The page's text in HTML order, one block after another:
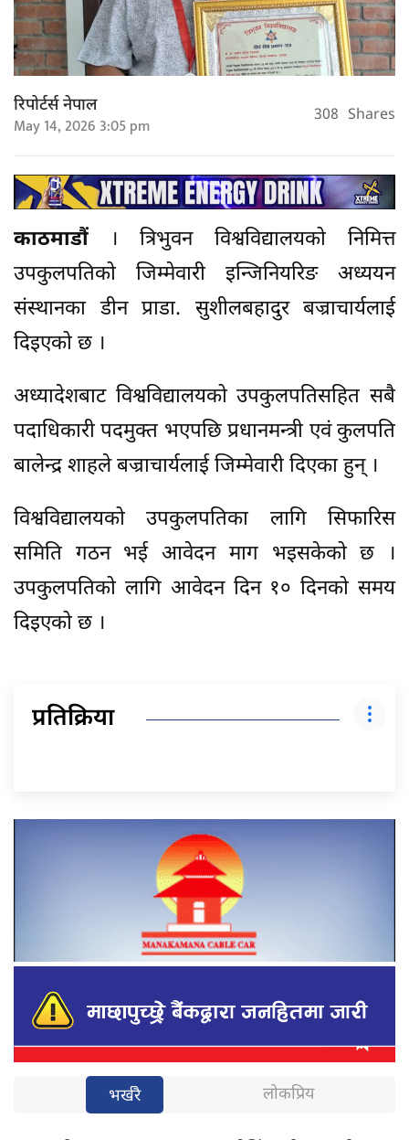
रिपोर्टर्स नेपाल
May 14, 2026 3:05 pm 308 Shares
काठमाडौं
। त्रिभुवन विश्वविद्यालयको निमित्त
उपकुलपतिको जिम्मेवारी इन्जिनियरिङ अध्ययन
संस्थानका डीन प्राडा. सुशीलबहादुर बज्राचार्यलाई
दिइएको छ ।
अध्यादेशबाट विश्वविद्यालयको उपकुलपतिसहित सबै
पदाधिकारी पदमुक्त भएपछि प्रधानमन्त्री एवं कुलपति
बालेन्द्र शाहले बज्राचार्यलाई जिम्मेवारी दिएका हुन् ।
विश्वविद्यालयको उपकुलपतिका लागि सिफारिस
समिति गठन भई आवेदन माग भइसकेको छ ।
उपकुलपतिको लागि आवेदन दिन १० दिनको समय
दिइएको छ ।
प्रतिक्रिया
भर्खरै लोकप्रिय